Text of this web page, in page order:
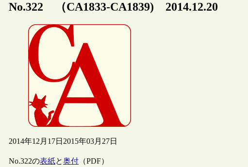
No.322 （CA1833-CA1839) 2014.12.20
2014年12月17日 2015年03月27日
No.322の表紙と奥付 （PDF）